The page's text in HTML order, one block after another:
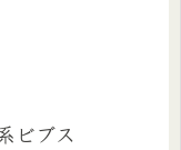
ビブス